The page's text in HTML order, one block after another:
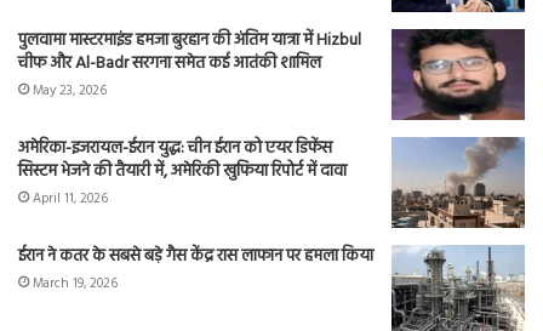
पुलवामा मास्टरमाइंड हमजा बुरहान की अंतिम यात्रा में Hizbul
चीफ और Al-Badr सरगना समेत कई आतंकी शामिल
May 23, 2026
अमेरिका-इजरायल-ईरान युद्ध: चीन ईरान को एयर डिफेंस
सिस्टम भेजने की तैयारी में, अमेरिकी खुफिया रिपोर्ट में दावा
April 11, 2026
ईरान ने कतर के सबसे बड़े गैस केंद्र रास लाफान पर हमला किया
March 19, 2026